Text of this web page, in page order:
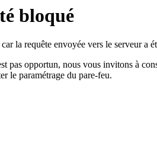
bloqué
la requête envoyée vers le serveur a
pas opportun, nous vous invitons à
le paramétrage du pare-feu.